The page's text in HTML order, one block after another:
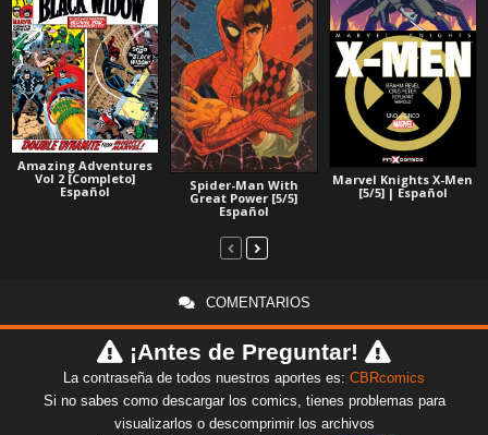
Amazing Adventures
Vol 2 [Completo]
Español
Spider-Man With
Great Power [5/5]
Español
Marvel Knights X-Men
[5/5] | Español
COMENTARIOS
¡Antes de Preguntar!
La contraseña de todos nuestros aportes es: CBRcomics
Si no sabes como descargar los comics, tienes problemas para
visualizarlos o descomprimir los archivos